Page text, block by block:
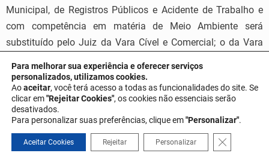
Municipal, de Registros Públicos e Acidente de Trabalho e
com competência em matéria de Meio Ambiente será
substituído pelo Juiz da Vara Cível e Comercial; o da Vara
Sucessões e Infância e Juventude; o da Vara de Família,
Órfãos e Sucessões e Infância e Juventude pelo Juiz da
Vara Criminal; o da Vara Criminal pelo Juiz do Juizado
Especial Cível, Criminal e da Fazenda Pública; o do Juizado
Especial Cível, Criminal e da Fazenda Pública pelo Juiz da
Para melhorar sua experiência e oferecer serviços
personalizados, utilizamos cookies.
Aoaceitar, você terá acesso a todas as funcionalidades do site. Se
clicar em"Rejeitar Cookies", os cookies não essenciais serão
desativados.
Para personalizar suas preferências, clique em"Personalizar".
Aceitar Cookies Rejeitar Personalizar Close